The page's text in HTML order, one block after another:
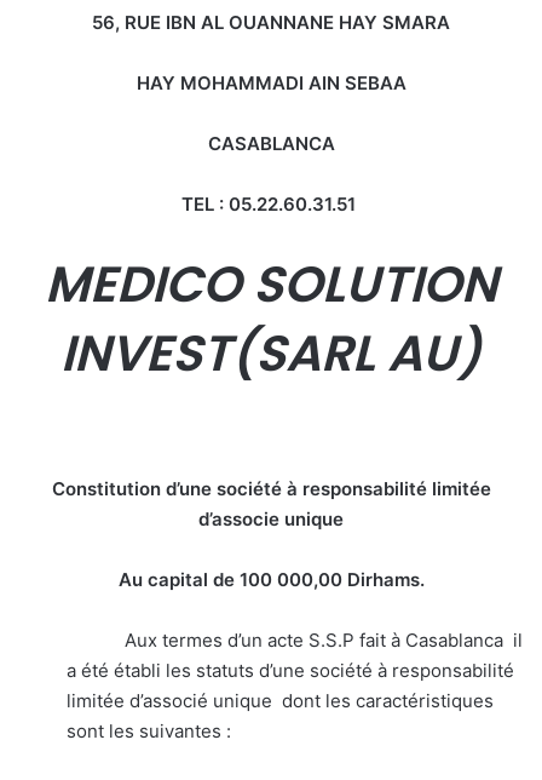
56, RUE IBN AL OUANNANE HAY SMARA
HAY MOHAMMADI AIN SEBAA
CASABLANCA
TEL : 05.22.60.31.51
MEDICO SOLUTION
INVEST(SARL AU)
Constitution d’une société à responsabilité limitée
d’associe unique
Au capital de 100 000,00 Dirhams.
Aux termes d’un acte S.S.P fait à Casablanca il
a été établi les statuts d’une société à responsabilité
limitée d’associé unique dont les caractéristiques
sont les suivantes :